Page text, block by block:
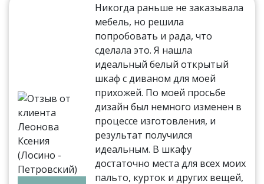
Никогда раньше не заказывала
мебель, но решила
попробовать и рада, что
сделала это. Я нашла
идеальный белый открытый
шкаф с диваном для моей
прихожей. По моей просьбе
дизайн был немного изменен в
процессе изготовления, и
результат получился
идеальным. В шкафу
достаточно места для всех моих
пальто, курток и других вещей,